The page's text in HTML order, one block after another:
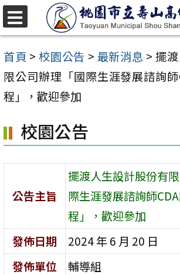
跳
至
主
要
內
區
首頁 > 校園公告 > 最新消息 > 擺
限公司辦理「國際生涯發展諮詢
程」，歡迎參加
校園公告
公告主旨
擺渡人生設計股份有
際生涯發展諮詢師
程」，歡迎參加
發佈日期
2024 年 6 月 20 日
發佈單位
輔導組
選
單